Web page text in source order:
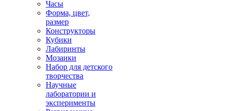
Часы
Форма, цвет,
размер
Конструкторы
Кубики
Лабиринты
Мозаики
Набор для детского
творчества
Научные
лаборатории и
эксперименты